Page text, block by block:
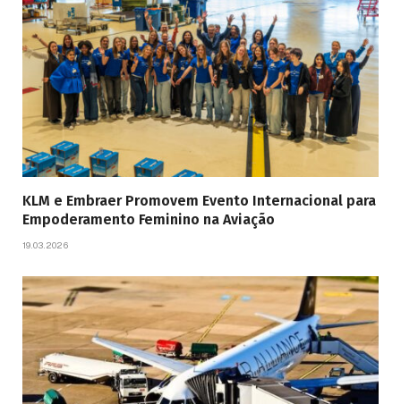
KLM e Embraer Promovem Evento Internacional para
Empoderamento Feminino na Aviação
19.03.2026